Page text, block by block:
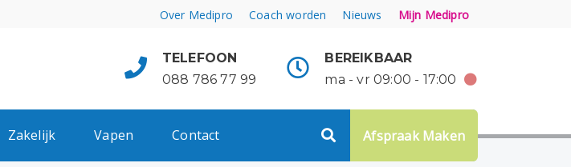
Over Medipro Coach worden Nieuws Mijn Medipro
TELEFOON
088 786 77 99
BEREIKBAAR
ma - vr 09:00 - 17:00
Zakelijk Vapen Contact Afspraak Maken